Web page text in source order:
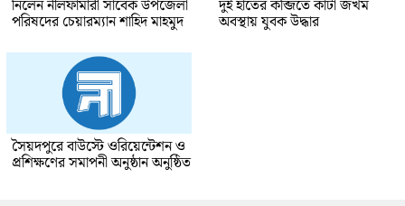
নিলেন নীলফামারী সাবেক উপজেলা
পরিষদের চেয়ারম্যান শাহিদ মাহমুদ
দুই হাতের কব্জিতে কাটা জখম
অবস্থায় যুবক উদ্ধার
সৈয়দপুরে বাউস্টে ওরিয়েন্টেশন ও
প্রশিক্ষণের সমাপনী অনুষ্ঠান অনুষ্ঠিত